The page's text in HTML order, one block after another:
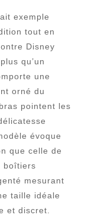
exemple
tout en
Disney
qu’un
une
orné du
pointent les
évoque
que celle de
boîtiers
mesurant
taille idéale
et discret.